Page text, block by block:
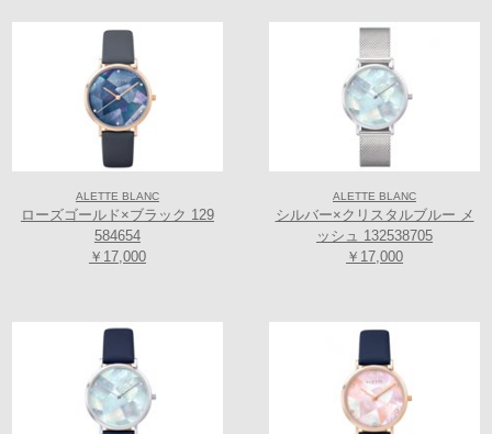
ALETTE BLANC
ローズゴールド×ブラック 129
584654
￥17,000
ALETTE BLANC
シルバー×クリスタルブルー メ
ッシュ 132538705
￥17,000